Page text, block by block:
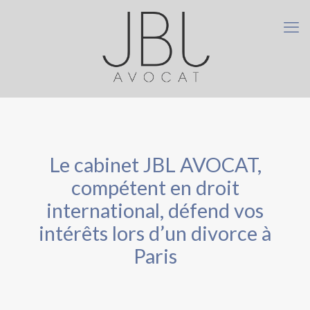
Le cabinet JBL AVOCAT,
compétent en droit
international, défend vos
intérêts lors d’un divorce à
Paris